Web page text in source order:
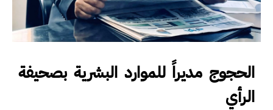
الحجوج مديراً للموارد البشرية بصحيفة
الرأي